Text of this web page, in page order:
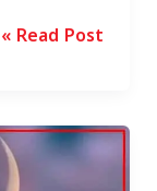
Read Post »
رسمياً
في